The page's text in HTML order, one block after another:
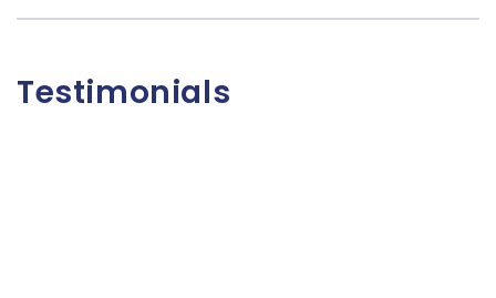
Testimonials